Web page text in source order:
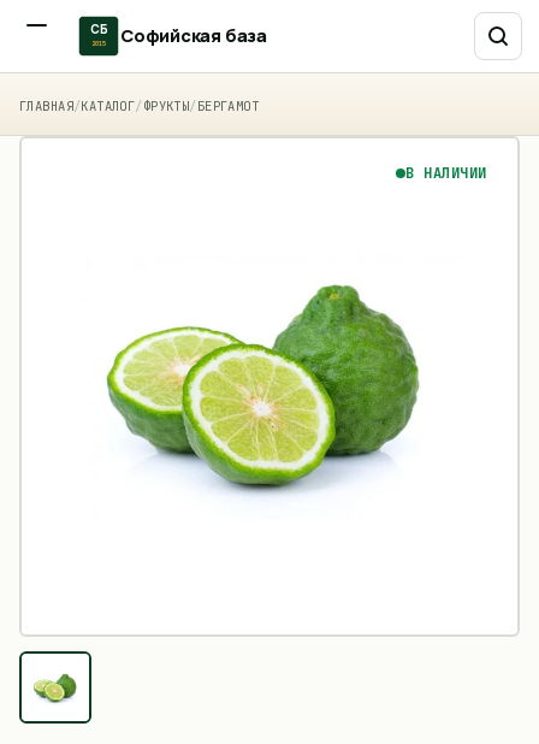
СБ
2015 Софийская база
ГЛАВНАЯ/КАТАЛОГ/ ФРУКТЫ/ БЕРГАМОТ
В НАЛИЧИИ